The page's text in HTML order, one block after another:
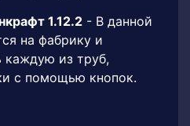
1.12.2 - В данной
на фабрику и
каждую из труб,
с помощью кнопок.